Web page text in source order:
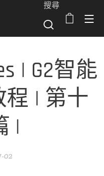
搜尋
| G2智能
| 第十
|
02